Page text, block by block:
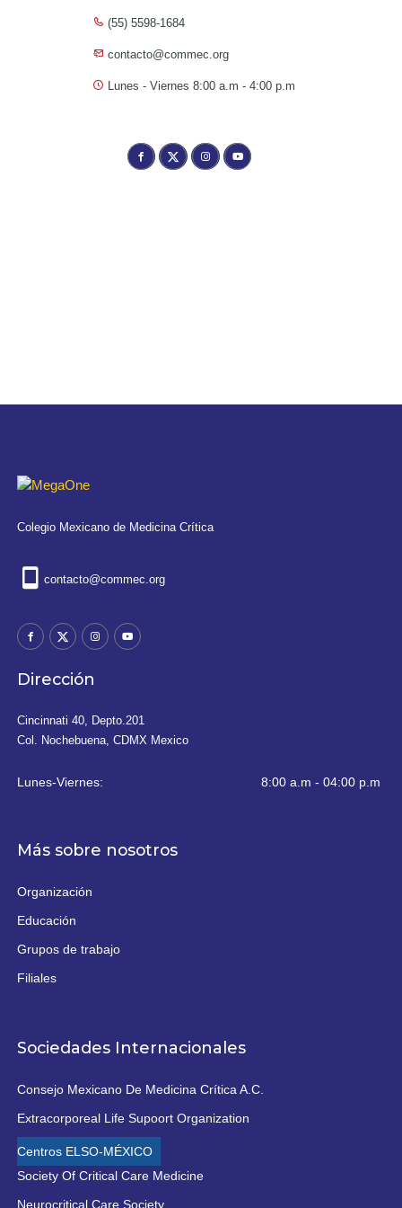
(55) 5598-1684
contacto@commec.org
Lunes - Viernes 8:00 a.m - 4:00 p.m
Colegio Mexicano de Medicina Crítica
contacto@commec.org
Dirección
Cincinnati 40, Depto.201
Col. Nochebuena, CDMX Mexico
Lunes-Viernes: 8:00 a.m - 04:00 p.m
Más sobre nosotros
Organización
Educación
Grupos de trabajo
Filiales
Sociedades Internacionales
Consejo Mexicano De Medicina Crítica A.C.
Extracorporeal Life Supoort Organization
Centros ELSO-MÉXICO
Society Of Critical Care Medicine
Neurocritical Care Society